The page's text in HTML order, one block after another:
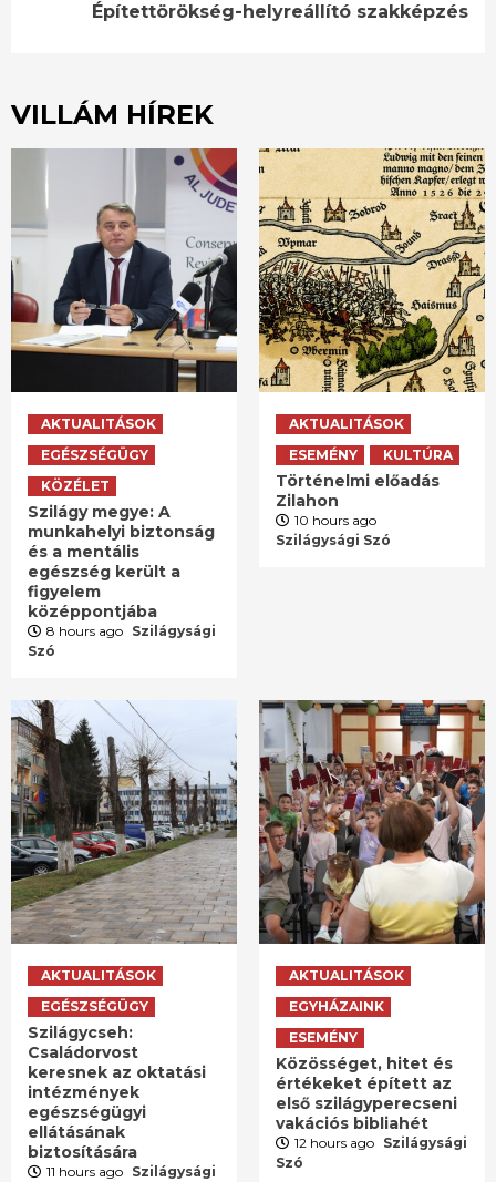
Építettörökség-helyreállító szakképzés
VILLÁM HÍREK
AKTUALITÁSOK
EGÉSZSÉGÜGY
KÖZÉLET
Szilágy megye: A
munkahelyi biztonság
és a mentális
egészség került a
figyelem
középpontjába
8 hours ago Szilágysági
Szó
AKTUALITÁSOK
ESEMÉNY
KULTÚRA
Történelmi előadás
Zilahon
10 hours ago
Szilágysági Szó
AKTUALITÁSOK
EGÉSZSÉGÜGY
Szilágycseh:
Családorvost
keresnek az oktatási
intézmények
egészségügyi
ellátásának
biztosítására
11 hours ago Szilágysági
AKTUALITÁSOK
EGYHÁZAINK
ESEMÉNY
Közösséget, hitet és
értékeket épített az
első szilágyperecseni
vakációs bibliahét
12 hours ago Szilágysági
Szó